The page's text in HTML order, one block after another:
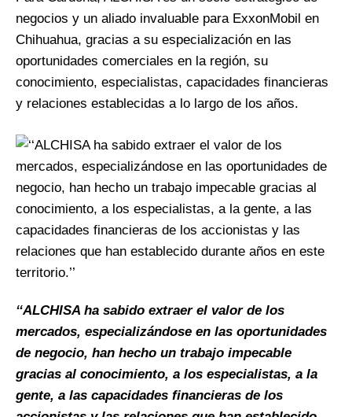
negocios y un aliado invaluable para ExxonMobil en
Chihuahua, gracias a su especialización en las
oportunidades comerciales en la región, su
conocimiento, especialistas, capacidades financieras
y relaciones establecidas a lo largo de los años.
‘‘ALCHISA ha sabido extraer el valor de los
mercados, especializándose en las oportunidades
de negocio, han hecho un trabajo impecable
gracias al conocimiento, a los especialistas, a la
gente, a las capacidades financieras de los